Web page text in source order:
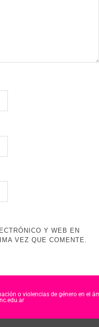
Y WEB EN
VEZ QUE COMENTE.
o violencias de género en el